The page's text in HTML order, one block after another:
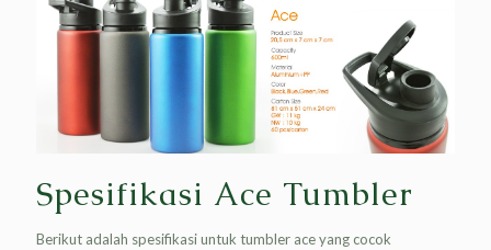
Spesifikasi Ace Tumbler
Berikut adalah spesifikasi untuk tumbler ace yang cocok